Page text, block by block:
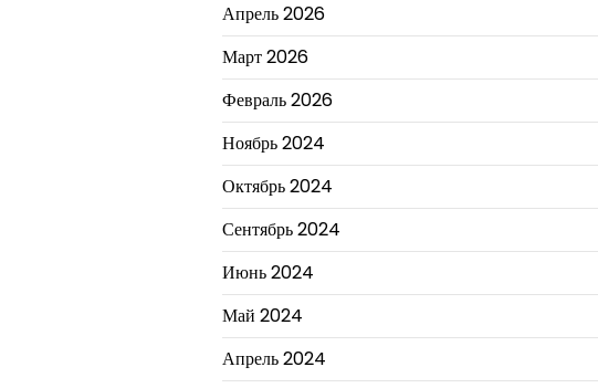
Апрель 2026
Март 2026
Февраль 2026
Ноябрь 2024
Октябрь 2024
Сентябрь 2024
Июнь 2024
Май 2024
Апрель 2024